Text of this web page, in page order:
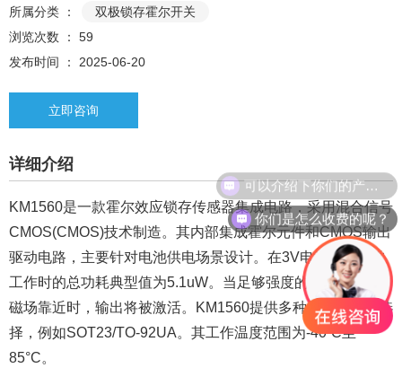
所属分类 ：
双极锁存霍尔开关
浏览次数 ： 59
发布时间 ： 2025-06-20
立即咨询
详细介绍
KM1560是一款霍尔效应锁存传感器集成电路，采用混合信号
CMOS(CMOS)技术制造。其内部集成霍尔元件和CMOS输出
驱动电路，主要针对电池供电场景设计。在3V电源下，正常
工作时的总功耗典型值为5.1uW。当足够强度的北极或南极
磁场靠近时，输出将被激活。KM1560提供多种灵活的封装选
择，例如SOT23/TO-92UA。其工作温度范围为-40“C至
85°C。
可以介绍下你们的产品么？
你们是怎么收费的呢？